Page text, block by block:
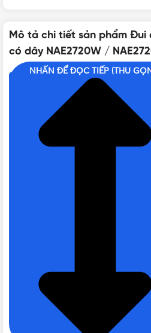
KHỐI LƯỢNG
XUẤT XỨ
BẢO HÀNH
Mô tả chi tiết sản phẩm Đui
có dây NAE2720W /
Nội dung chính
Liên hệ mua Đui đèn Nanoco di
NAE2720BK Chính hãng, Giá tốt,
Đui đèn Nanoco di động có dây
phân phối
nhiều chính sách ưu đãi hấp,
Liên hệ mua Đui đèn
NAE2720W / NAE2720BK
Vui lòng liên hệ Vật Tư 365 theo
tư vấn mua sản phẩm Đui
NHẤN ĐỂ ĐỌC TIẾP (THU